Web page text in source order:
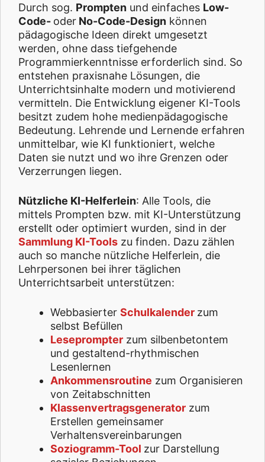
Durch sog. Prompten und einfaches Low-
Code- oder No-Code-Design können
pädagogische Ideen direkt umgesetzt
werden, ohne dass tiefgehende
Programmierkenntnisse erforderlich sind. So
entstehen praxisnahe Lösungen, die
Unterrichtsinhalte modern und motivierend
vermitteln. Die Entwicklung eigener KI-Tools
besitzt zudem hohe medienpädagogische
Bedeutung. Lehrende und Lernende erfahren
unmittelbar, wie KI funktioniert, welche
Daten sie nutzt und wo ihre Grenzen oder
Verzerrungen liegen.
Nützliche KI-Helferlein: Alle Tools, die
mittels Prompten bzw. mit KI-Unterstützung
erstellt oder optimiert wurden, sind in der
Sammlung KI-Tools zu finden. Dazu zählen
auch so manche nützliche Helferlein, die
Lehrpersonen bei ihrer täglichen
Unterrichtsarbeit unterstützen:
Webbasierter Schulkalender zum
selbst Befüllen
Leseprompter zum silbenbetontem
und gestaltend-rhythmischen
Lesenlernen
Ankommensroutine zum Organisieren
von Zeitabschnitten
Klassenvertragsgenerator zum
Erstellen gemeinsamer
Verhaltensvereinbarungen
Soziogramm-Tool zur Darstellung